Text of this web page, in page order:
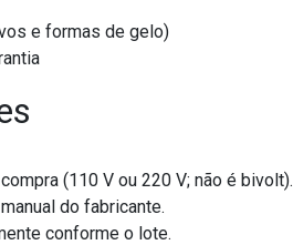
e formas de gelo)
(110 V ou 220 V; não é bivolt).
do fabricante.
conforme o lote.